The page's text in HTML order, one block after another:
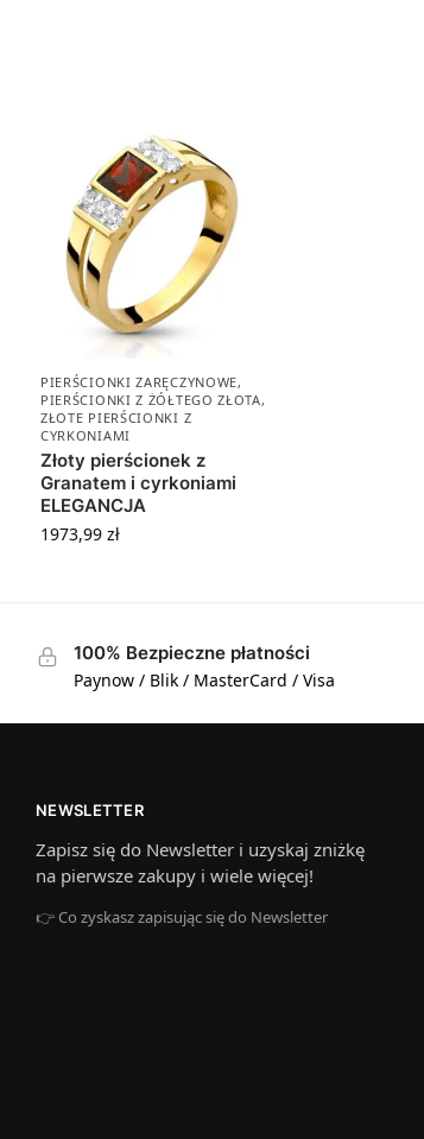
PIERŚCIONKI ZARĘCZYNOWE,
PIERŚCIONKI Z ŻÓŁTEGO ZŁOTA,
ZŁOTE PIERŚCIONKI Z
CYRKONIAMI
Złoty pierścionek z
Granatem i cyrkoniami
ELEGANCJA
1973,99 zł
100% Bezpieczne płatności
Paynow / Blik / MasterCard / Visa
NEWSLETTER
Zapisz się do Newsletter i uzyskaj zniżkę
na pierwsze zakupy i wiele więcej!
👉 Co zyskasz zapisując się do Newsletter